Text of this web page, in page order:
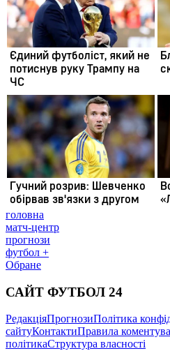
головна
матч-центр
прогнози
футбол +
Обране
САЙТ ФУТБОЛ 24
РедакціяПрогнозиПолітика
сайтуКонтактиПравила
політикаСтруктура власності